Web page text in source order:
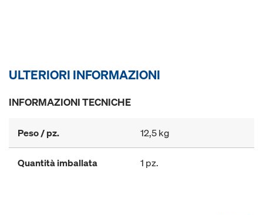
ULTERIORI INFORMAZIONI
INFORMAZIONI TECNICHE
Peso / pz. 12,5 kg
Quantità imballata 1 pz.